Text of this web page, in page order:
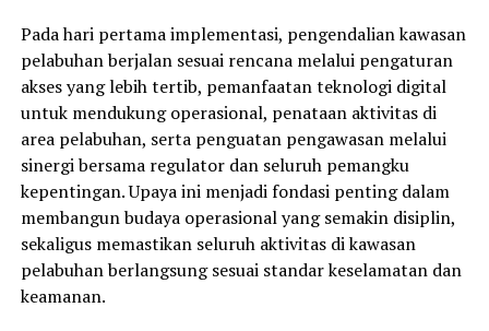
Pada hari pertama implementasi, pengendalian kawasan
pelabuhan berjalan sesuai rencana melalui pengaturan
akses yang lebih tertib, pemanfaatan teknologi digital
untuk mendukung operasional, penataan aktivitas di
area pelabuhan, serta penguatan pengawasan melalui
sinergi bersama regulator dan seluruh pemangku
kepentingan. Upaya ini menjadi fondasi penting dalam
membangun budaya operasional yang semakin disiplin,
sekaligus memastikan seluruh aktivitas di kawasan
pelabuhan berlangsung sesuai standar keselamatan dan
keamanan.